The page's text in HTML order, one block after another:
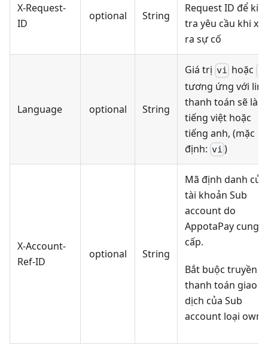
X-Request-
ID
optional String
Request ID để
tra yêu cầu khi xảy
ra sự cố
Language optional String
Giá trị vi hoặc
tương ứng với link
thanh toán sẽ là
tiếng việt hoặc
tiếng anh, (mặc
định: vi )
X-Account-
Ref-ID
optional String
Mã định danh của
tài khoản Sub
account do
AppotaPay cung
cấp.
Bắt buộc truyền
thanh toán giao
dịch của Sub
account loại